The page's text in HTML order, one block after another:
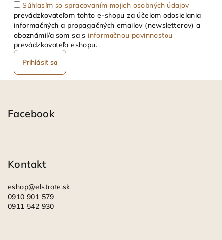
Súhlasím so spracovaním mojich osobných údajov
prevádzkovateľom tohto e-shopu za účelom odosielania
informačných a propagačných emailov (newsletterov) a
oboznámil/a som sa s informačnou povinnosťou
prevádzkovateľa eshopu.
Prihlásiť sa
Facebook
Kontakt
eshop@elstrote.sk
0910 901 579
0911 542 930